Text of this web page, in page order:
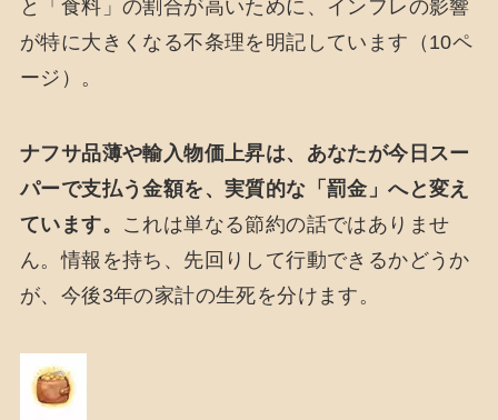
と「食料」の割合が高いために、インフレの影響
が特に大きくなる不条理を明記しています（10ペ
ージ）。
ナフサ品薄や輸入物価上昇は、あなたが今日スー
パーで支払う金額を、実質的な「罰金」へと変え
ています。
これは単なる節約の話ではありませ
ん。情報を持ち、先回りして行動できるかどうか
が、今後3年の家計の生死を分けます。